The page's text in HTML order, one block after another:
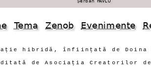
Tema Zenob Evenimente
hibridă, înființată de Doina
de Asociația Creatorilor